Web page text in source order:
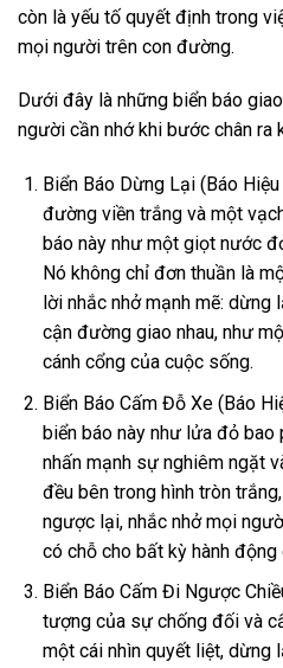
còn là yếu tố quyết định trong
mọi người trên con đường.
Dưới đây là những biển báo
người cần nhớ khi bước chân ra
Biển Báo Dừng Lại (Báo
đường viền trắng và một
báo này như một giọt nước
Nó không chỉ đơn thuần là
lời nhắc nhở mạnh mẽ:
cận đường giao nhau, như
cánh cổng của cuộc sống.
Biển Báo Cấm Đỗ Xe (Báo
biển báo này như lửa đỏ bao
nhấn mạnh sự nghiêm ngặt
đều bên trong hình tròn
ngược lại, nhắc nhở mọi
có chỗ cho bất kỳ hành
Biển Báo Cấm Đi Ngược
tượng của sự chống đối và
một cái nhìn quyết liệt,